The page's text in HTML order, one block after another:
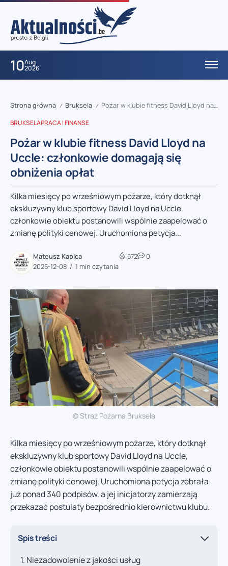
10Aug
2026
Strona główna / Bruksela / Pożar w klubie fitness David Lloyd na Uccle: członkowie domagają się obniżenia opłat
BRUKSELAPRACA I FINANSE
Pożar w klubie fitness David Lloyd na
Uccle: członkowie domagają się
obniżenia opłat
Kilka miesięcy po wrześniowym pożarze, który dotknął
ekskluzywny klub sportowy David Lloyd na Uccle,
członkowie obiektu postanowili wspólnie zaapelować o
zmianę polityki cenowej. Uruchomiona petycja...
Mateusz Kapica
2025-12-08
1 min czytania
572 0
© Straż Pożarna Bruksela
Kilka miesięcy po wrześniowym pożarze, który dotknął
ekskluzywny klub sportowy David Lloyd na Uccle,
członkowie obiektu postanowili wspólnie zaapelować o
zmianę polityki cenowej. Uruchomiona petycja zebrała
już ponad 340 podpisów, a jej inicjatorzy zamierzają
przekazać postulaty bezpośrednio kierownictwu klubu.
Spis treści
Niezadowolenie z jakości usług